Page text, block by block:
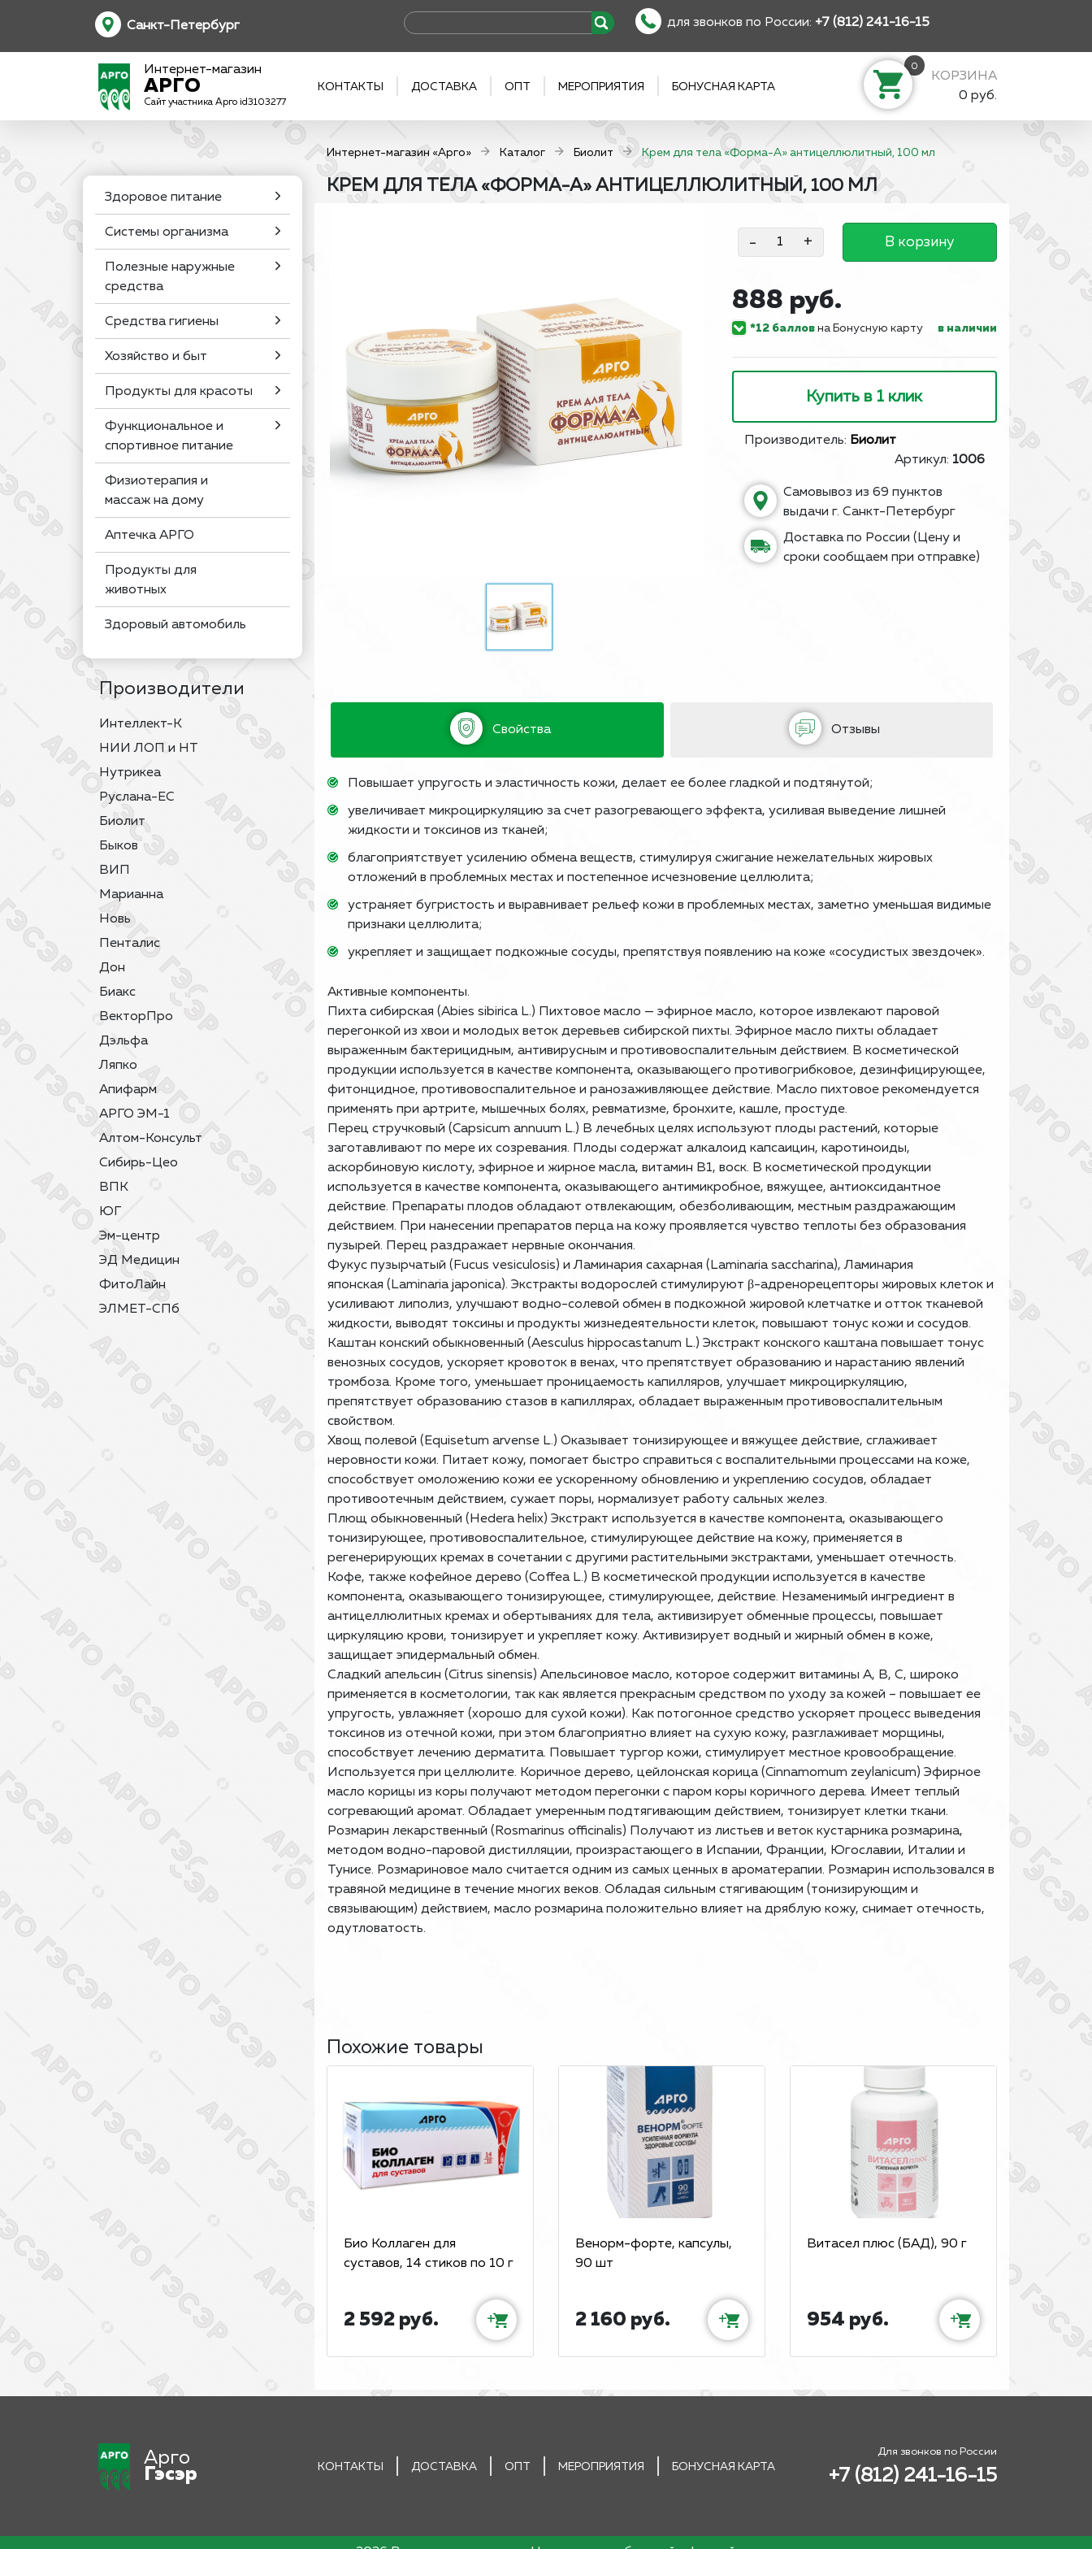
Санкт-Петербург для звонков по России: +7 (812) 241-16-15
Интернет-магазин
АРГО
Сайт участника Арго id3103277
КОНТАКТЫ ДОСТАВКА ОПТ МЕРОПРИЯТИЯ БОНУСНАЯ КАРТА
0
КОРЗИНА
0 руб.
Интернет-магазин «Арго» Каталог Биолит Крем для тела «Форма-А» антицеллюлитный, 100 мл
Здоровое питание
Системы организма
Полезные наружные
средства
Средства гигиены
Хозяйство и быт
Продукты для красоты
Функциональное и
спортивное питание
Физиотерапия и
массаж на дому
Аптечка АРГО
Продукты для
животных
Здоровый автомобиль
Производители
Интеллект-К
НИИ ЛОП и НТ
Нутрикеа
Руслана-ЕС
Биолит
Быков
ВИП
Марианна
Новь
Пенталис
Дон
Биакс
ВекторПро
Дэльфа
Ляпко
Апифарм
АРГО ЭМ-1
Алтом-Консульт
Сибирь-Цео
ВПК
ЮГ
Эм-центр
ЭД Медицин
ФитоЛайн
ЭЛМЕТ-СПб
КРЕМ ДЛЯ ТЕЛА «ФОРМА-А» АНТИЦЕЛЛЮЛИТНЫЙ, 100 МЛ
- + В корзину
888 руб.
*12 балловна Бонусную карту в наличии
Купить в 1 клик
Производитель: Биолит
Артикул: 1006
Самовывоз из 69 пунктов
выдачи г. Санкт-Петербург
Доставка по России (Цену и
сроки сообщаем при отправке)
Свойства Отзывы
Повышает упругость и эластичность кожи, делает ее более гладкой и подтянутой;
увеличивает микроциркуляцию за счет разогревающего эффекта, усиливая выведение лишней
жидкости и токсинов из тканей;
благоприятствует усилению обмена веществ, стимулируя сжигание нежелательных жировых
отложений в проблемных местах и постепенное исчезновение целлюлита;
устраняет бугристость и выравнивает рельеф кожи в проблемных местах, заметно уменьшая видимые
признаки целлюлита;
укрепляет и защищает подкожные сосуды, препятствуя появлению на коже «сосудистых звездочек».
Активные компоненты.
Пихта сибирская (Abies sibirica L.) Пихтовое масло — эфирное масло, которое извлекают паровой
перегонкой из хвои и молодых веток деревьев сибирской пихты. Эфирное масло пихты обладает
выраженным бактерицидным, антивирусным и противовоспалительным действием. В косметической
продукции используется в качестве компонента, оказывающего противогрибковое, дезинфицирующее,
фитонцидное, противовоспалительное и ранозаживляющее действие. Масло пихтовое рекомендуется
применять при артрите, мышечных болях, ревматизме, бронхите, кашле, простуде.
Перец стручковый (Capsicum annuum L.) В лечебных целях используют плоды растений, которые
заготавливают по мере их созревания. Плоды содержат алкалоид капсаицин, каротиноиды,
аскорбиновую кислоту, эфирное и жирное масла, витамин В1, воск. В косметической продукции
используется в качестве компонента, оказывающего антимикробное, вяжущее, антиоксидантное
действие. Препараты плодов обладают отвлекающим, обезболивающим, местным раздражающим
действием. При нанесении препаратов перца на кожу проявляется чувство теплоты без образования
пузырей. Перец раздражает нервные окончания.
Фукус пузырчатый (Fucus vesiculosis) иЛаминария сахарная (Laminaria saccharina),Ламинария
японская (Laminaria japonica). Экстракты водорослей стимулируют β-адренорецепторы жировых клеток и
усиливают липолиз, улучшают водно-солевой обмен в подкожной жировой клетчатке и отток тканевой
жидкости, выводят токсины и продукты жизнедеятельности клеток, повышают тонус кожи и сосудов.
Каштан конский обыкновенный (Aesculus hippocastanum L.) Экстракт конского каштана повышает тонус
венозных сосудов, ускоряет кровоток в венах, что препятствует образованию и нарастанию явлений
тромбоза. Кроме того, уменьшает проницаемость капилляров, улучшает микроциркуляцию,
препятствует образованию стазов в капиллярах, обладает выраженным противовоспалительным
свойством.
Хвощ полевой (Equisetum arvense L.) Оказывает тонизирующее и вяжущее действие, сглаживает
неровности кожи. Питает кожу, помогает быстро справиться с воспалительными процессами на коже,
способствует омоложению кожи ее ускоренному обновлению и укреплению сосудов, обладает
противоотечным действием, сужает поры, нормализует работу сальных желез.
Плющ обыкновенный (Hedera helix) Экстракт используется в качестве компонента, оказывающего
тонизирующее, противовоспалительное, стимулирующее действие на кожу, применяется в
регенерирующих кремах в сочетании с другими растительными экстрактами, уменьшает отечность.
Кофе, также кофейное дерево (Coffea L.) В косметической продукции используется в качестве
компонента, оказывающего тонизирующее, стимулирующее, действие. Незаменимый ингредиент в
антицеллюлитных кремах и обертываниях для тела, активизирует обменные процессы, повышает
циркуляцию крови, тонизирует и укрепляет кожу. Активизирует водный и жирный обмен в коже,
защищает эпидермальный обмен.
Сладкий апельсин (Citrus sinensis) Апельсиновое масло, которое содержит витамины А, В, С, широко
применяется в косметологии, так как является прекрасным средством по уходу за кожей – повышает ее
упругость, увлажняет (хорошо для сухой кожи). Как потогонное средство ускоряет процесс выведения
токсинов из отечной кожи, при этом благоприятно влияет на сухую кожу, разглаживает морщины,
способствует лечению дерматита. Повышает тургор кожи, стимулирует местное кровообращение.
Используется при целлюлите. Коричное дерево, цейлонская корица (Cinnamomum zeylanicum) Эфирное
масло корицы из коры получают методом перегонки с паром коры коричного дерева. Имеет теплый
согревающий аромат. Обладает умеренным подтягивающим действием, тонизирует клетки ткани.
Розмарин лекарственный (Rosmarinus officinalis) Получают из листьев и веток кустарника розмарина,
методом водно-паровой дистилляции, произрастающего в Испании, Франции, Югославии, Италии и
Тунисе. Розмариновое мало считается одним из самых ценных в ароматерапии. Розмарин использовался в
травяной медицине в течение многих веков. Обладая сильным стягивающим (тонизирующим и
связывающим) действием, масло розмарина положительно влияет на дряблую кожу, снимает отечность,
одутловатость.
Похожие товары
Био Коллаген для
суставов, 14 стиков по 10 г
2 592 руб. +
Венорм-форте, капсулы,
90 шт
2 160 руб. +
Витасел плюс (БАД), 90 г
954 руб. +
Арго
Гэсэр
КОНТАКТЫ ДОСТАВКА ОПТ МЕРОПРИЯТИЯ БОНУСНАЯ КАРТА
Для звонков по России
+7 (812) 241-16-15